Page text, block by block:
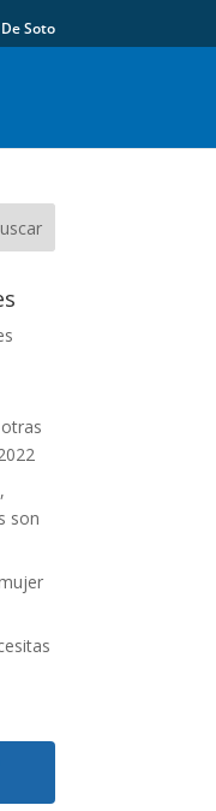
Soto
son